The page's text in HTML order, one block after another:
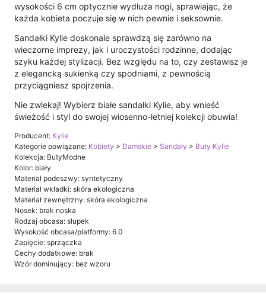
wysokości 6 cm optycznie wydłuża nogi, sprawiając, że
każda kobieta poczuje się w nich pewnie i seksownie.
Sandałki Kylie doskonale sprawdzą się zarówno na
wieczorne imprezy, jak i uroczystości rodzinne, dodając
szyku każdej stylizacji. Bez względu na to, czy zestawisz je
z elegancką sukienką czy spodniami, z pewnością
przyciągniesz spojrzenia.
Nie zwlekaj! Wybierz białe sandałki Kylie, aby wnieść
świeżość i styl do swojej wiosenno-letniej kolekcji obuwia!
Producent: Kylie
Kategorie powiązane: Kobiety > Damskie > Sandały > Buty Kylie
Kolekcja: ButyModne
Kolor: biały
Materiał podeszwy: syntetyczny
Materiał wkładki: skóra ekologiczna
Materiał zewnętrzny: skóra ekologiczna
Nosek: brak noska
Rodzaj obcasa: słupek
Wysokość obcasa/platformy: 6.0
Zapięcie: sprzączka
Cechy dodatkowe: brak
Wzór dominujący: bez wzoru